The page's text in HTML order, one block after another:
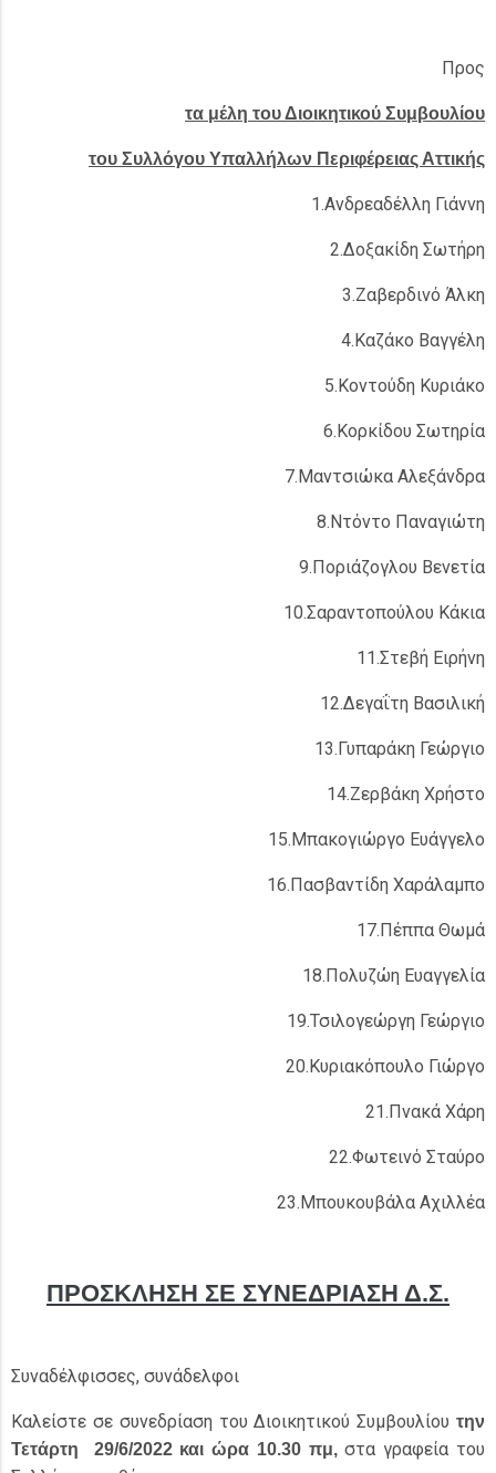
Προς
τα μέλη του Διοικητικού Συμβουλίου
του Συλλόγου Υπαλλήλων Περιφέρειας Αττικής
1.Ανδρεαδέλλη Γιάννη
2.Δοξακίδη Σωτήρη
3.Ζαβερδινό Άλκη
4.Καζάκο Βαγγέλη
5.Κοντούδη Κυριάκο
6.Κορκίδου Σωτηρία
7.Μαντσιώκα Αλεξάνδρα
8.Ντόντο Παναγιώτη
9.Ποριάζογλου Βενετία
10.Σαραντοπούλου Κάκια
11.Στεβή Ειρήνη
12.Δεγαΐτη Βασιλική
13.Γυπαράκη Γεώργιο
14.Ζερβάκη Χρήστο
15.Μπακογιώργο Ευάγγελο
16.Πασβαντίδη Χαράλαμπο
17.Πέππα Θωμά
18.Πολυζώη Ευαγγελία
19.Τσιλογεώργη Γεώργιο
20.Κυριακόπουλο Γιώργο
21.Πνακά Χάρη
22.Φωτεινό Σταύρο
23.Μπουκουβάλα Αχιλλέα
ΠΡΟΣΚΛΗΣΗ ΣΕ ΣΥΝΕΔΡΙΑΣΗ Δ.Σ.
Συναδέλφισσες, συνάδελφοι
Καλείστε σε συνεδρίαση του Διοικητικού Συμβουλίου την
Τετάρτη 29/6/2022 και ώρα 10.30 πμ,στα γραφεία του